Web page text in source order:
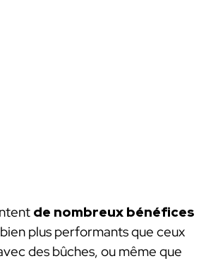
de nombreux bénéfices
plus performants que ceux
des bûches, ou même que